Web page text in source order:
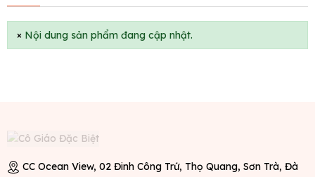
× Nội dung sản phẩm đang cập nhật.
CC Ocean View, 02 Đinh Công Trứ, Thọ Quang, Sơn Trà, Đà